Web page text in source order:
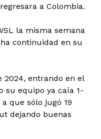
a Colombia.
la misma semana
continuidad en su
2024, entrando en el
su equipo ya caía 1-
a que sólo jugó 19
dejando buenas